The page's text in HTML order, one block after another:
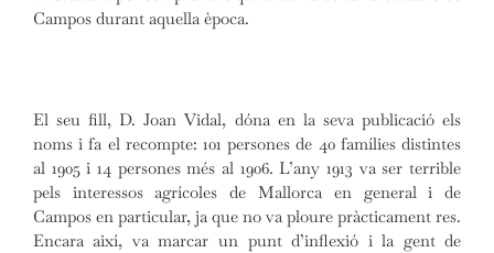
Campos durant aquella època.
El seu fill, D. Joan Vidal, dóna en la seva publicació els
noms i fa el recompte: 101 persones de 40 famílies distintes
al 1905 i 14 persones més al 1906. L’any 1913 va ser terrible
pels interessos agrícoles de Mallorca en general i de
Campos en particular, ja que no va ploure pràcticament res.
Encara així, va marcar un punt d’inflexió i la gent de